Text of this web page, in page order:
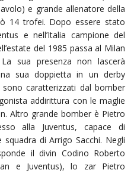
e grande allenatore della
14 trofei. Dopo essere stato
e nell’Italia campione del
del 1985 passa al Milan
sua presenza non lascerà
sua doppietta in un derby
caratterizzati dal bomber
addirittura con le maglie
Altro grande bomber è Pietro
alla Juventus, capace di
di Arrigo Sacchi. Negli
il divin Codino Roberto
e Juventus), lo zar Pietro